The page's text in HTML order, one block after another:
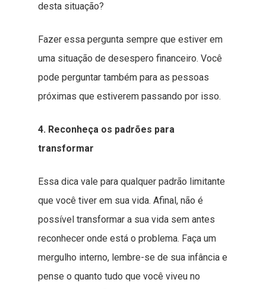
desta situação?
Fazer essa pergunta sempre que estiver em
uma situação de desespero financeiro. Você
pode perguntar também para as pessoas
próximas que estiverem passando por isso.
4. Reconheça os padrões para
transformar
Essa dica vale para qualquer padrão limitante
que você tiver em sua vida. Afinal, não é
possível transformar a sua vida sem antes
reconhecer onde está o problema. Faça um
mergulho interno, lembre-se de sua infância e
pense o quanto tudo que você viveu no